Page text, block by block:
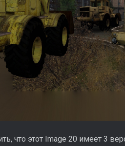
что этот Image 20 имеет 3